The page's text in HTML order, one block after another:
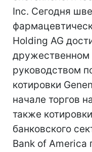
Inc. Сегодня
Holding AG
дружественном
руководством
котировки
начале торгов
также
банковского
Bank of America